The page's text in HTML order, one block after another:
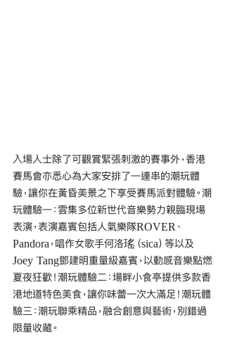
入場人士除了可觀賞緊張刺激的賽事外，香港
賽馬會亦悉心為大家安排了一連串的潮玩體
驗，讓你在黃昏美景之下享受賽馬派對體驗。潮
玩體驗一：雲集多位新世代音樂勢力親臨現場
表演，表演嘉賓包括人氣樂隊ROVER、
Pandora，唱作女歌手何洛瑤（sica）等以及
Joey Tang鄧建明重量級嘉賓，以動感音樂點燃
夏夜狂歡！潮玩體驗二：場畔小食亭提供多款香
港地道特色美食，讓你味蕾一次大滿足！潮玩體
驗三：潮玩聯乘精品，融合創意與藝術，別錯過
限量收藏。